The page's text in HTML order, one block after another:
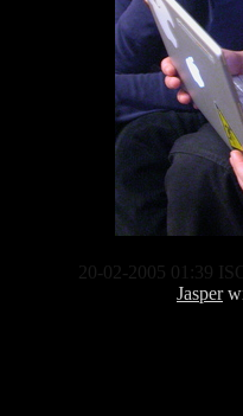
20-02-2005 01:39
Jasper